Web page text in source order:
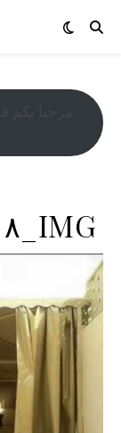
IMG_٢٠٢٢٠٢١٨_٢١١١٠٧-1